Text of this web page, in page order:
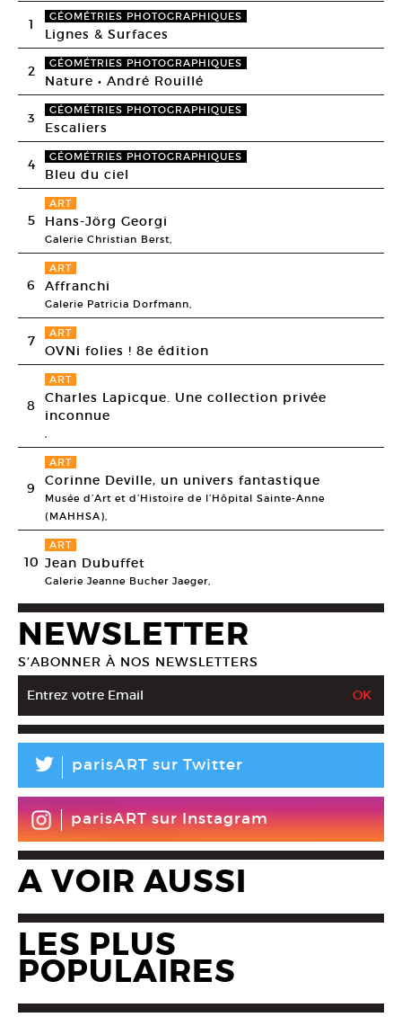
1 GÉOMÉTRIES PHOTOGRAPHIQUES
Lignes & Surfaces
2 GÉOMÉTRIES PHOTOGRAPHIQUES
Nature • André Rouillé
3 GÉOMÉTRIES PHOTOGRAPHIQUES
Escaliers
4 GÉOMÉTRIES PHOTOGRAPHIQUES
Bleu du ciel
5
ART
Hans-Jörg Georgi
Galerie Christian Berst,
6
ART
Affranchi
Galerie Patricia Dorfmann,
7 ART
OVNi folies ! 8e édition
8
ART
Charles Lapicque. Une collection privée
inconnue
,
9
ART
Corinne Deville, un univers fantastique
Musée d’Art et d’Histoire de l’Hôpital Sainte-Anne
(MAHHSA),
10
ART
Jean Dubuffet
Galerie Jeanne Bucher Jaeger,
NEWSLETTER
S’ABONNER À NOS NEWSLETTERS
L parisART sur Twitter
parisART sur Instagram
A VOIR AUSSI
LES PLUS
POPULAIRES